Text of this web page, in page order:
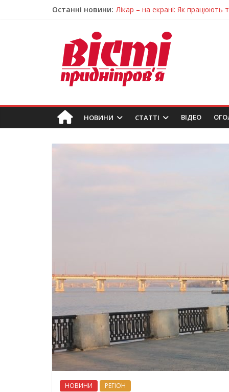
Останні новини: Лікар – на екрані: Як працюють
Пошуки тривають: на
Ветерани Дніпропетровщини
Говорити про воду без паніки:
НОВИНИ СТАТТІ ВIДЕО
НОВИНИ РЕГІОН